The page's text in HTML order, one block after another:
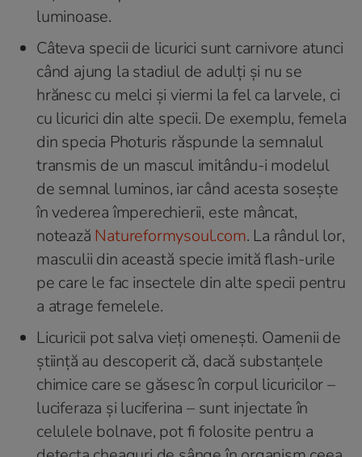
luminoase.
Câteva specii de licurici sunt carnivore atunci
când ajung la stadiul de adulți și nu se
hrănesc cu melci și viermi la fel ca larvele, ci
cu licurici din alte specii. De exemplu, femela
din specia Photuris răspunde la semnalul
transmis de un mascul imitându-i modelul
de semnal luminos, iar când acesta sosește
în vederea împerechierii, este mâncat,
notează Natureformysoul.com. La rândul lor,
masculii din această specie imită flash-urile
pe care le fac insectele din alte specii pentru
a atrage femelele.
Licuricii pot salva vieți omenești. Oamenii de
știință au descoperit că, dacă substanțele
chimice care se găsesc în corpul licuricilor –
luciferaza și luciferina – sunt injectate în
celulele bolnave, pot fi folosite pentru a